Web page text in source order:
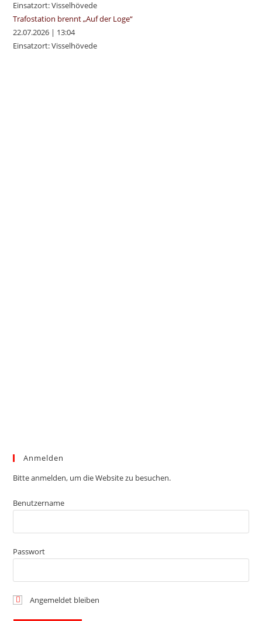
Einsatzort: Visselhövede
Trafostation brennt „Auf der Loge“
22.07.2026 | 13:04
Einsatzort: Visselhövede
Anmelden
Bitte anmelden, um die Website zu besuchen.
Benutzername
Passwort
Angemeldet bleiben